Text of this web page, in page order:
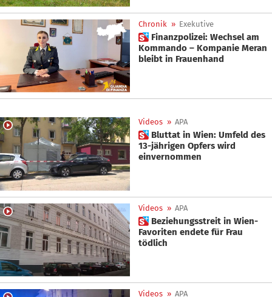
Chronik » Exekutive
 Finanzpolizei: Wechsel am
Kommando – Kompanie Meran
bleibt in Frauenhand
Videos » APA
 Bluttat in Wien: Umfeld des
13-jährigen Opfers wird
einvernommen
Videos » APA
 Beziehungsstreit in Wien-
Favoriten endete für Frau
tödlich
Videos » APA